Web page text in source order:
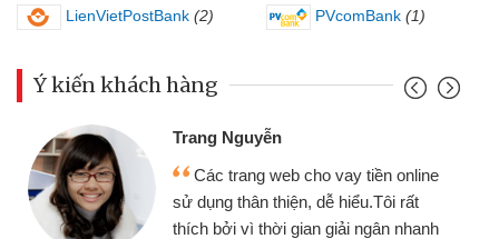
LienVietPostBank (2) PVcomBank (1)
Ý kiến khách hàng
Trang Nguyễn
Các trang web cho vay tiền online
sử dụng thân thiện, dễ hiểu.Tôi rất
thích bởi vì thời gian giải ngân nhanh